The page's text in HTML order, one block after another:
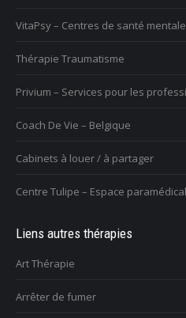
VitaPsy – Centres de santé
Thérapie Traumatisme
Privium – Services pour les
Coach De Vie – Belgique
Cabinets à louer / à partager
Centre Tulipe – Espace
Liens autres thérapies
Art Thérapie
Arrêter de fumer